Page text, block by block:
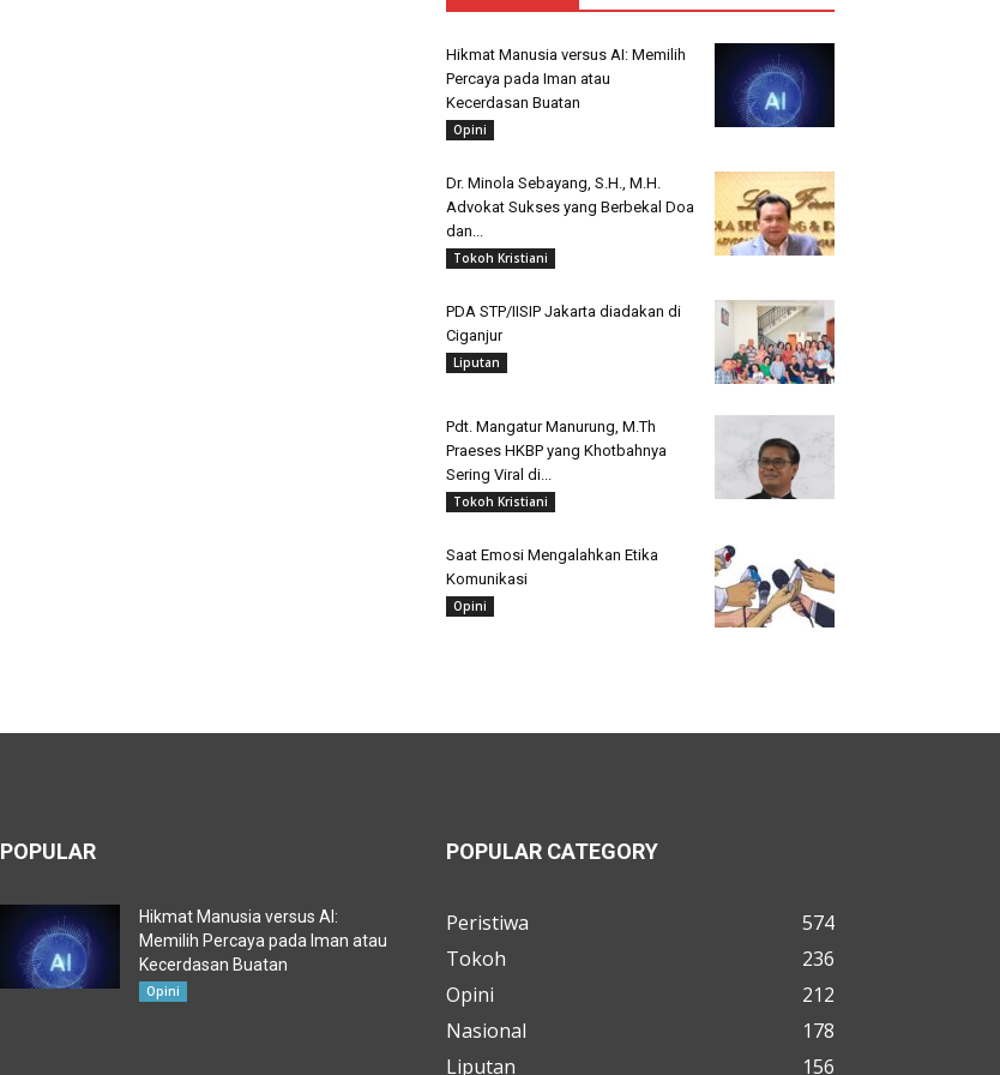
Hikmat Manusia versus AI: Memilih
Percaya pada Iman atau
Kecerdasan Buatan
Opini
Dr. Minola Sebayang, S.H., M.H.
Advokat Sukses yang Berbekal Doa
dan...
Tokoh Kristiani
PDA STP/IISIP Jakarta diadakan di
Ciganjur
Liputan
Pdt. Mangatur Manurung, M.Th
Praeses HKBP yang Khotbahnya
Sering Viral di...
Tokoh Kristiani
Saat Emosi Mengalahkan Etika
Komunikasi
Opini
POPULAR
Hikmat Manusia versus AI:
Memilih Percaya pada Iman atau
Kecerdasan Buatan
Opini
POPULAR CATEGORY
Peristiwa
574
Tokoh
236
Opini
212
Nasional
178
Liputan
156